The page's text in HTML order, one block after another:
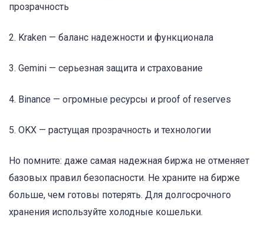
прозрачность
2. Kraken — баланс надежности и функционала
3. Gemini — серьезная защита и страхование
4. Binance — огромные ресурсы и proof of reserves
5. OKX — растущая прозрачность и технологии
Но помните: даже самая надежная биржа не отменяет
базовых правил безопасности. Не храните на бирже
больше, чем готовы потерять. Для долгосрочного
хранения используйте холодные кошельки.